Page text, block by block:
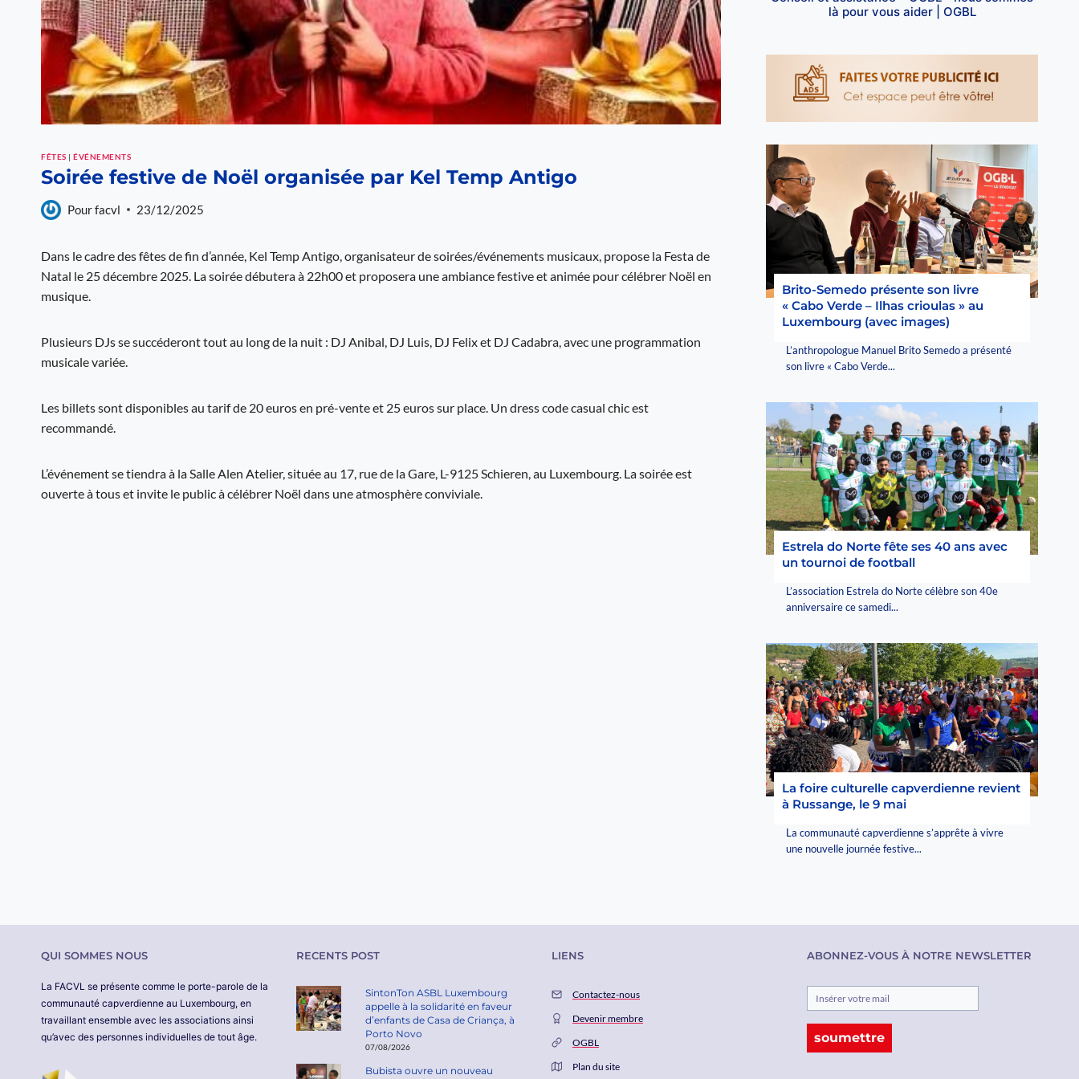
FÊTES | ÉVÉNEMENTS
Soirée festive de Noël organisée par Kel Temp Antigo
Pourfacvl 23/12/2025
Dans le cadre des fêtes de fin d’année, Kel Temp Antigo, organisateur de soirées/événements musicaux, propose la Festa de
Natal le 25 décembre 2025. La soirée débutera à 22h00 et proposera une ambiance festive et animée pour célébrer Noël en
musique.
Plusieurs DJs se succéderont tout au long de la nuit : DJ Anibal, DJ Luis, DJ Felix et DJ Cadabra, avec une programmation
musicale variée.
Les billets sont disponibles au tarif de 20 euros en pré-vente et 25 euros sur place. Un dress code casual chic est
recommandé.
L’événement se tiendra à la Salle Alen Atelier, située au 17, rue de la Gare, L-9125 Schieren, au Luxembourg. La soirée est
ouverte à tous et invite le public à célébrer Noël dans une atmosphère conviviale.
là pour vous aider | OGBL
Brito-Semedo présente son livre
« Cabo Verde – Ilhas crioulas » au
Luxembourg (avec images)
L’anthropologue Manuel Brito Semedo a présenté
son livre « Cabo Verde...
Estrela do Norte fête ses 40 ans avec
un tournoi de football
L’association Estrela do Norte célèbre son 40e
anniversaire ce samedi...
La foire culturelle capverdienne revient
à Russange, le 9 mai
La communauté capverdienne s’apprête à vivre
une nouvelle journée festive...
QUI SOMMES NOUS
La FACVL se présente comme le porte-parole de la
communauté capverdienne au Luxembourg, en
travaillant ensemble avec les associations ainsi
qu’avec des personnes individuelles de tout âge.
RECENTS POST
SintonTon ASBL Luxembourg
appelle à la solidarité en faveur
d’enfants de Casa de Criança, à
Porto Novo
07/08/2026
Bubista ouvre un nouveau
LIENS
Contactez-nous
Devenir membre
OGBL
Plan du site
ABONNEZ-VOUS À NOTRE NEWSLETTER
soumettre